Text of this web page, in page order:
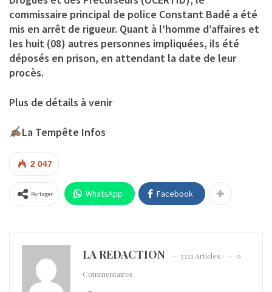
commissaire principal de police Constant Badé a été
mis en arrêt de rigueur. Quant à l’homme d’affaires et
les huit (08) autres personnes impliquées, ils été
déposés en prison, en attendant la date de leur
procès.
Plus de détails à venir
La Tempête Infos
2 047
Partager WhatsApp Facebook
LA REDACTION 5321 Articles
0
Commentaires